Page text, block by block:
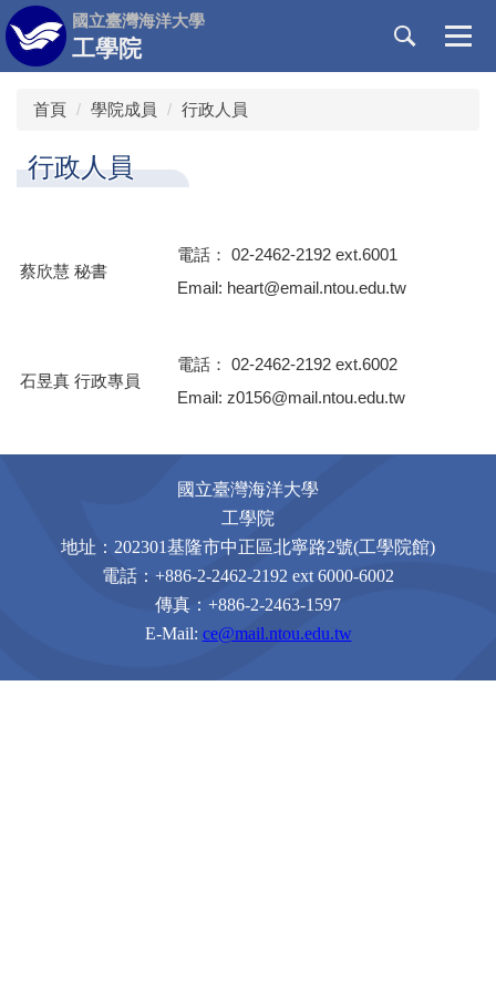
跳
到
主
國立臺灣海洋大學
工學院
首頁 學院成員 行政人員
行政人員
蔡欣慧 秘書
電話： 02-2462-2192 ext.6001
Email: heart@email.ntou.edu.tw
石昱真 行政專員
電話： 02-2462-2192 ext.6002
Email: z0156@mail.ntou.edu.tw
國立臺灣海洋大學
工學院
地址： 202301基隆市中正區北寧路2號(工學院館)
電話： +886-2-2462-2192 ext 6000-6002
傳真： +886-2-2463-1597
E-Mail: ce@mail.ntou.edu.tw